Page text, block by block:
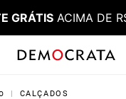
GRÁTIS ACIMA DE
CALÇADOS